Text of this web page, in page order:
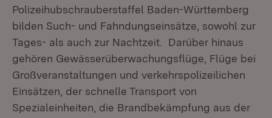
Polizeihubschrauberstaffel Baden-Württemberg
bilden Such- und Fahndungseinsätze, sowohl zur
Tages- als auch zur Nachtzeit. Darüber hinaus
gehören Gewässerüberwachungsflüge, Flüge bei
Großveranstaltungen und verkehrspolizeilichen
Einsätzen, der schnelle Transport von
Spezialeinheiten, die Brandbekämpfung aus der